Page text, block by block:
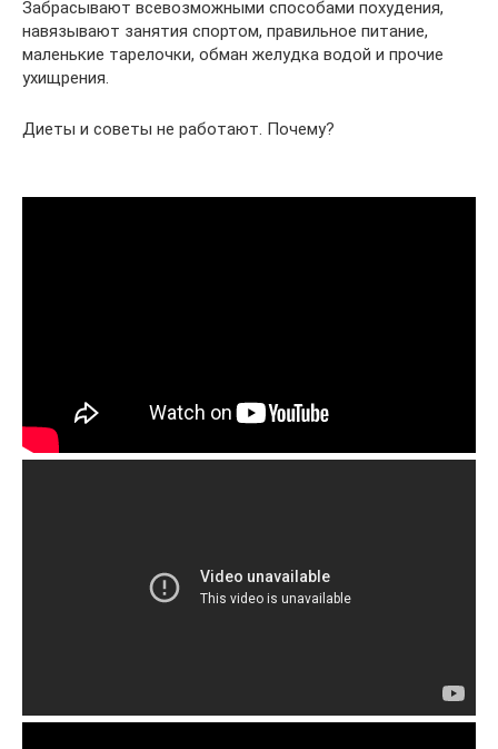
Забрасывают всевозможными способами похудения,
навязывают занятия спортом, правильное питание,
маленькие тарелочки, обман желудка водой и прочие
ухищрения.
Диеты и советы не работают. Почему?